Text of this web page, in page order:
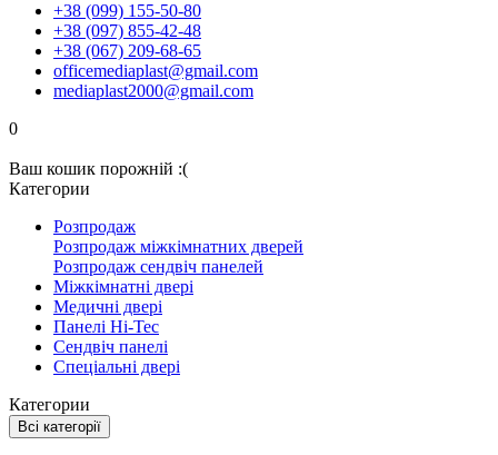
+38 (099) 155-50-80
+38 (097) 855-42-48
+38 (067) 209-68-65
officemediaplast@gmail.com
mediaplast2000@gmail.com
0
Ваш кошик порожній :(
Категории
Розпродаж
Розпродаж міжкімнатних дверей
Розпродаж сендвіч панелей
Міжкімнатні двері
Медичні двері
Панелі Hi-Tec
Сендвіч панелі
Спеціальні двері
Категории
Всі категорії